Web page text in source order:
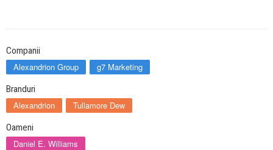
Companii
Alexandrion Group g7 Marketing
Branduri
Alexandrion Tullamore Dew
Oameni
Daniel E. Williams